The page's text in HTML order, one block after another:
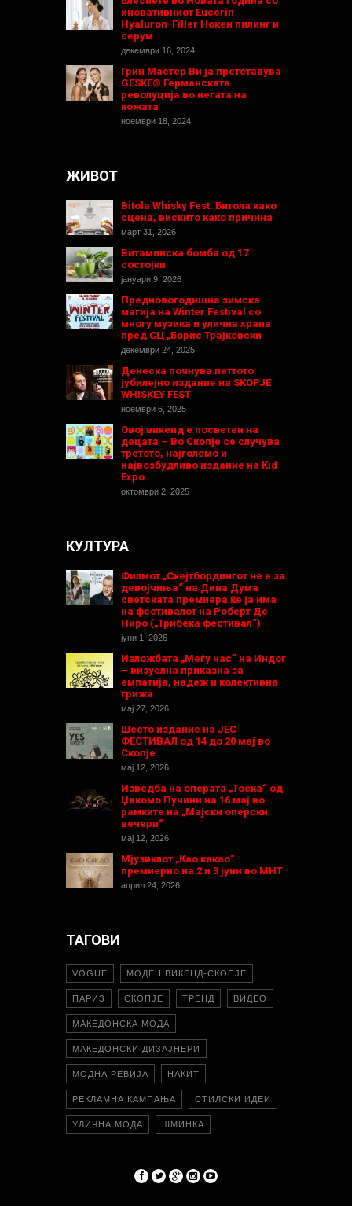
иновативниот Eucerin
Hyaluron-Filler Ноќен пилинг и
серум
декември 16, 2024
Грин Мастер Ви ја претставува
GESKE® Германската
револуција во негата на
кожата
ноември 18, 2024
ЖИВОТ
Bitola Whisky Fest: Битола како
сцена, вискито како причина
март 31, 2026
Витаминска бомба од 17
состојки
јануари 9, 2026
Предновогодишнa зимска
магија на Winter Festival со
многу музика и улична храна
пред СЦ „Борис Трајковски
декември 24, 2025
Денеска почнува петтото
јубилејно издание на SKOPJE
WHISKEY FEST
ноември 6, 2025
Овој викенд е посветен на
децата – Во Скопје се случува
третото, најголемо и
највозбудливо издание на Kid
Expo
октомври 2, 2025
КУЛТУРА
Филмот „Скејтбордингот не е за
девојчиња“ на Дина Дума
светската премиера ќе ја има
на фестивалот на Роберт Де
Ниро („Трибека фестивал“)
јуни 1, 2026
Изложбата „Меѓу нас“ на Индог
– визуелна приказна за
емпатија, надеж и колективна
грижа
мај 27, 2026
Шесто издание на ЈЕС
ФЕСТИВАЛ од 14 до 20 мај во
Скопје
мај 12, 2026
Изведба на операта „Тоска“ од
Џакомо Пучини на 16 мај во
рамките на „Мајски оперски
вечери“
мај 12, 2026
Мјузиклот „Као какао“
премиерно на 2 и 3 јуни во МНТ
април 24, 2026
ТАГОВИ
VOGUE МОДЕН ВИКЕНД-СКОПЈЕ
ПАРИЗ СКОПЈЕ ТРЕНД ВИДЕО
МАКЕДОНСКА МОДА
МАКЕДОНСКИ ДИЗАЈНЕРИ
МОДНА РЕВИЈА НАКИТ
РЕКЛАМНА КАМПАЊА СТИЛСКИ ИДЕИ
УЛИЧНА МОДА ШМИНКА